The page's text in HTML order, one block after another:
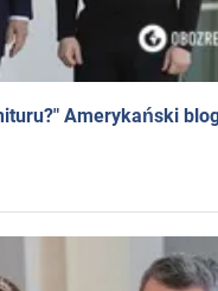
Amerykański